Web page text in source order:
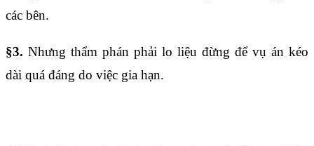
các bên.
§3. Nhưng thẩm phán phải lo liệu đừng để vụ án kéo
dài quá đáng do việc gia hạn.